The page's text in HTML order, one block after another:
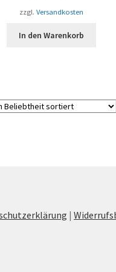
zzgl.Versandkosten
In den Warenkorb
|